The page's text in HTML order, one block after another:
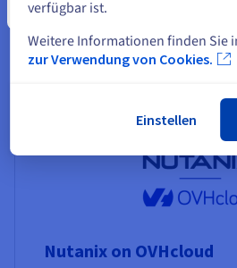
Für den Erfolg Ihres
Recovery-Projekts
Nutanix on OVHcloud
verfügbar ist.
Weitere Informationen finden Sie
zur Verwendung von Cookies.
Einstellen